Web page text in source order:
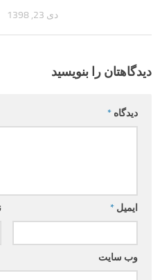
دی 23, 1398
دیدگاهتان را بنویسید
دیدگاه *
ایمیل *
وب‌ سایت